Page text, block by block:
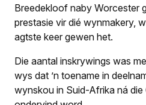
Breedekloof naby Worcester
prestasie vir dié wynmakery,
agtste keer gewen het.
Die aantal inskrywings was
wys dat ’n toename in
wynskou in Suid-Afrika ná